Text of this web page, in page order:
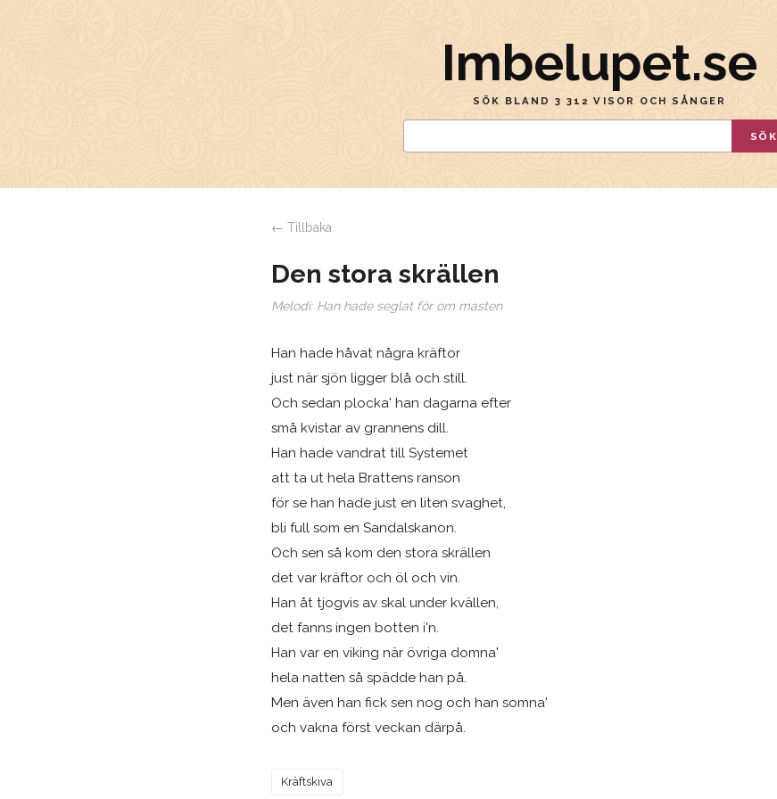
Imbelupet.se
SÖK BLAND 3 312 VISOR OCH SÅNGER
SÖK
← Tillbaka
Den stora skrällen
Melodi: Han hade seglat för om masten
Han hade håvat några kräftor
just när sjön ligger blå och still.
Och sedan plocka' han dagarna efter
små kvistar av grannens dill.
Han hade vandrat till Systemet
att ta ut hela Brattens ranson
för se han hade just en liten svaghet,
bli full som en Sandalskanon.
Och sen så kom den stora skrällen
det var kräftor och öl och vin.
Han åt tjogvis av skal under kvällen,
det fanns ingen botten i'n.
Han var en viking när övriga domna'
hela natten så spädde han på.
Men även han fick sen nog och han somna'
och vakna först veckan därpå.
Kräftskiva